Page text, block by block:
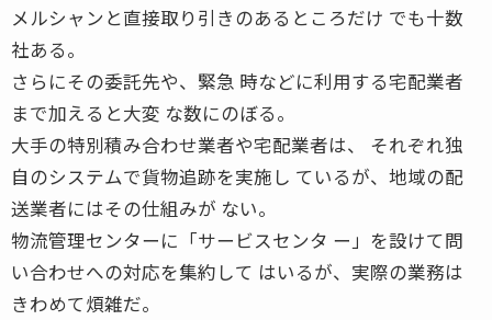
メルシャンと直接取り引きのあるところだけ でも十数
社ある。
さらにその委託先や、緊急 時などに利用する宅配業者
まで加えると大変 な数にのぼる。
大手の特別積み合わせ業者や宅配業者は、 それぞれ独
自のシステムで貨物追跡を実施し ているが、地域の配
送業者にはその仕組みが ない。
物流管理センターに「サービスセンタ ー」を設けて問
い合わせへの対応を集約して はいるが、実際の業務は
きわめて煩雑だ。